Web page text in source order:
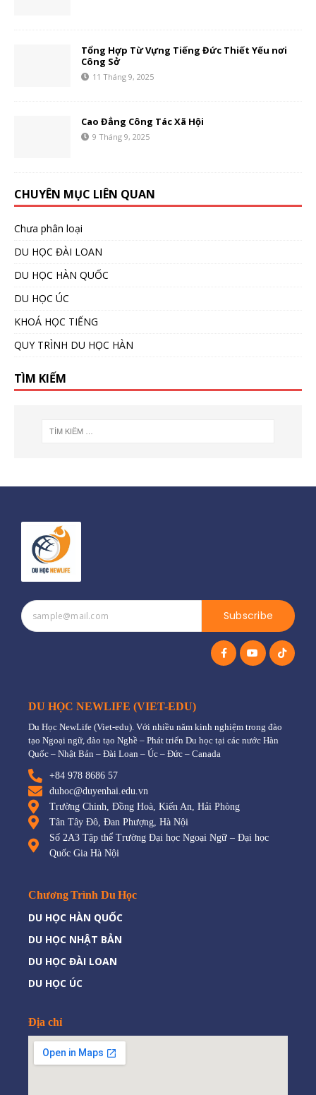
Tổng Hợp Từ Vựng Tiếng Đức Thiết Yếu nơi
Công Sở
11 Tháng 9, 2025
Cao Đẳng Công Tác Xã Hội
9 Tháng 9, 2025
CHUYÊN MỤC LIÊN QUAN
Chưa phân loại
DU HỌC ĐÀI LOAN
DU HỌC HÀN QUỐC
DU HỌC ÚC
KHOÁ HỌC TIẾNG
QUY TRÌNH DU HỌC HÀN
TÌM KIẾM
Subscribe
DU HỌC NEWLIFE (VIET-EDU)
Du Học NewLife (Viet-edu). Với nhiều năm kinh nghiệm trong đào
tạo Ngoại ngữ, đào tạo Nghề – Phát triển Du học tại các nước Hàn
Quốc – Nhật Bản – Đài Loan – Úc – Đức – Canada
+84 978 8686 57
duhoc@duyenhai.edu.vn
Trường Chinh, Đồng Hoà, Kiến An, Hải Phòng
Tân Tây Đô, Đan Phượng, Hà Nội
Số 2A3 Tập thể Trường Đại học Ngoại Ngữ – Đại học
Quốc Gia Hà Nội
Chương Trình Du Học
DU HỌC HÀN QUỐC
DU HỌC NHẬT BẢN
DU HỌC ĐÀI LOAN
DU HỌC ÚC
Địa chỉ